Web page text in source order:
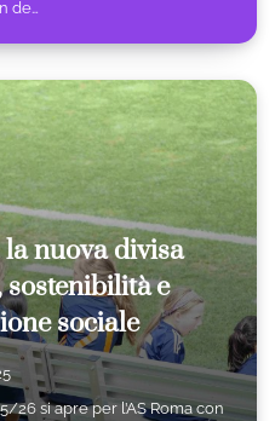
de…
nuova divisa
e
sociale
26 si apre per l’AS Roma con